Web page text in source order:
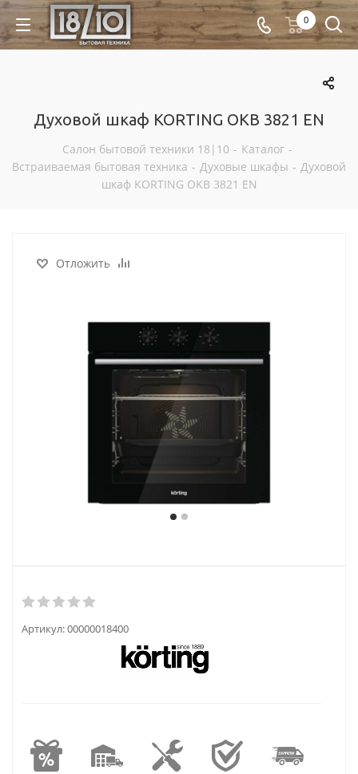
0
Духовой шкаф KORTING OKB 3821 EN
Салон бытовой техники 18|10 - Каталог -
Встраиваемая бытовая техника - Духовые шкафы - Духовой
шкаф KORTING OKB 3821 EN
Отложить
Артикул:00000018400